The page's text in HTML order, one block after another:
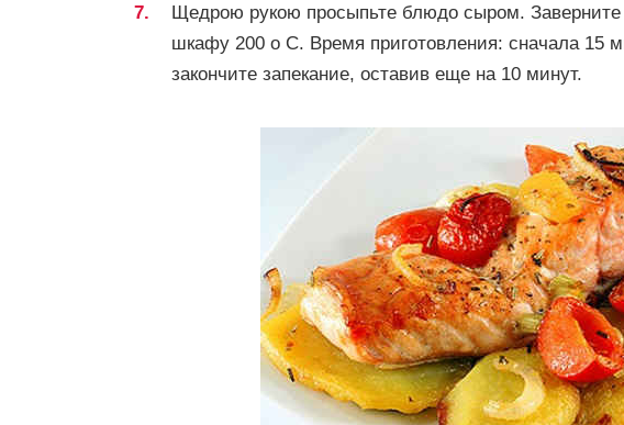
Щедрою рукою просыпьте блюдо сыром. Заверните
шкафу 200 о С. Время приготовления: сначала 15
закончите запекание, оставив еще на 10 минут.